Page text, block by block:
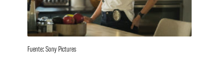
Fuente: Sony Pictures